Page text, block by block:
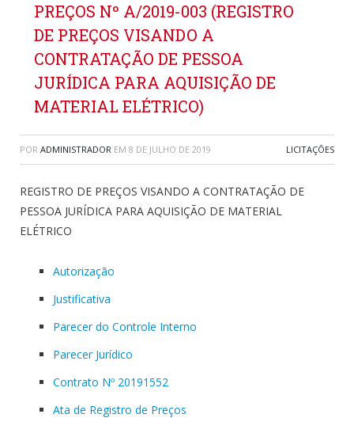
PREÇOS Nº A/2019-003 (REGISTRO
DE PREÇOS VISANDO A
CONTRATAÇÃO DE PESSOA
JURÍDICA PARA AQUISIÇÃO DE
MATERIAL ELÉTRICO)
POR ADMINISTRADOR EM 8 DE JULHO DE 2019 LICITAÇÕES
REGISTRO DE PREÇOS VISANDO A CONTRATAÇÃO DE
PESSOA JURÍDICA PARA AQUISIÇÃO DE MATERIAL
ELÉTRICO
Autorização
Justificativa
Parecer do Controle Interno
Parecer Jurídico
Contrato Nº 20191552
Ata de Registro de Preços